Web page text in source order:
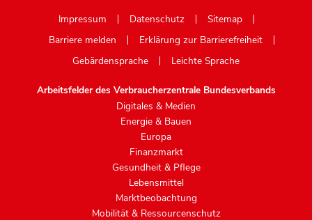
Impressum
Datenschutz
Sitemap
Barriere melden
Erklärung zur Barrierefreiheit
Gebärdensprache
Leichte Sprache
Arbeitsfelder des Verbraucherzentrale Bundesverbands
Digitales & Medien
Energie & Bauen
Europa
Finanzmarkt
Gesundheit & Pflege
Lebensmittel
Marktbeobachtung
Mobilität & Ressourcenschutz